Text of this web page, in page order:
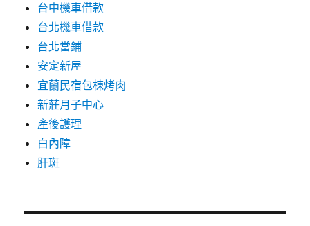
台中機車借款
台北機車借款
台北當鋪
安定新屋
宜蘭民宿包棟烤肉
新莊月子中心
產後護理
白內障
肝斑